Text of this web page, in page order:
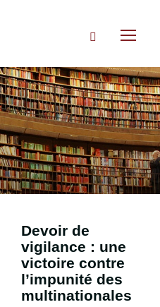
Rechercher
Devoir de
vigilance : une
victoire contre
l’impunité des
multinationales